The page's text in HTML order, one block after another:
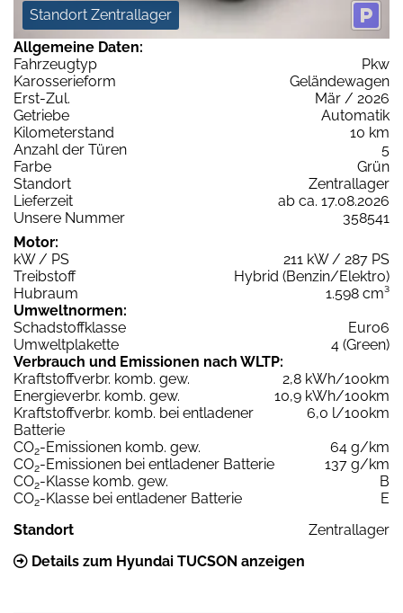
Standort Zentrallager
Allgemeine Daten:
Fahrzeugtyp
Pkw
Karosserieform
Geländewagen
Erst-Zul.
Mär / 2026
Getriebe
Automatik
Kilometerstand
10 km
Anzahl der Türen
5
Farbe
Grün
Standort
Zentrallager
Lieferzeit
ab ca. 17.08.2026
Unsere Nummer
358541
Motor:
kW / PS
211 kW / 287 PS
Treibstoff
Hybrid (Benzin/Elektro)
Hubraum
1.598 cm³
Umweltnormen:
Schadstoffklasse
Euro6
Umweltplakette
4 (Green)
Verbrauch und Emissionen nach WLTP:
Kraftstoffverbr. komb. gew.
2,8 kWh/100km
Energieverbr. komb. gew.
10,9 kWh/100km
Kraftstoffverbr. komb. bei entladener
Batterie
6,0 l/100km
CO2-Emissionen komb. gew.
64 g/km
CO2-Emissionen bei entladener Batterie
137 g/km
CO2-Klasse komb. gew.
B
CO2-Klasse bei entladener Batterie
E
Standort
Zentrallager
Details zum Hyundai TUCSON anzeigen